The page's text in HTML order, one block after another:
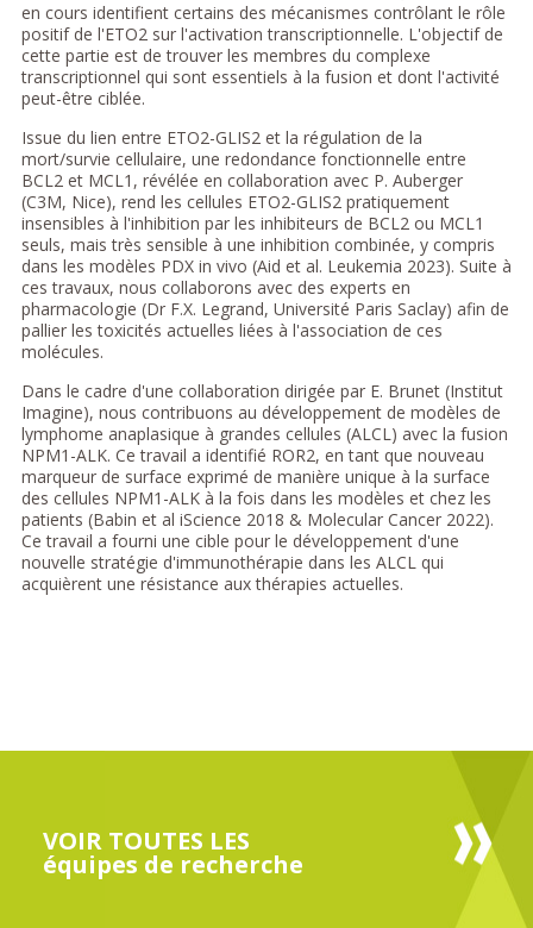
en cours identifient certains des mécanismes contrôlant le rôle
positif de l'ETO2 sur l'activation transcriptionnelle. L'objectif de
cette partie est de trouver les membres du complexe
transcriptionnel qui sont essentiels à la fusion et dont l'activité
peut-être ciblée.
Issue du lien entre ETO2-GLIS2 et la régulation de la
mort/survie cellulaire, une redondance fonctionnelle entre
BCL2 et MCL1, révélée en collaboration avec P. Auberger
(C3M, Nice), rend les cellules ETO2-GLIS2 pratiquement
insensibles à l'inhibition par les inhibiteurs de BCL2 ou MCL1
seuls, mais très sensible à une inhibition combinée, y compris
dans les modèles PDX in vivo (Aid et al. Leukemia 2023). Suite à
ces travaux, nous collaborons avec des experts en
pharmacologie (Dr F.X. Legrand, Université Paris Saclay) afin de
pallier les toxicités actuelles liées à l'association de ces
molécules.
Dans le cadre d'une collaboration dirigée par E. Brunet (Institut
Imagine), nous contribuons au développement de modèles de
lymphome anaplasique à grandes cellules (ALCL) avec la fusion
NPM1-ALK. Ce travail a identifié ROR2, en tant que nouveau
marqueur de surface exprimé de manière unique à la surface
des cellules NPM1-ALK à la fois dans les modèles et chez les
patients (Babin et al iScience 2018 & Molecular Cancer 2022).
Ce travail a fourni une cible pour le développement d'une
nouvelle stratégie d'immunothérapie dans les ALCL qui
acquièrent une résistance aux thérapies actuelles.
VOIR TOUTES LES
équipes de recherche